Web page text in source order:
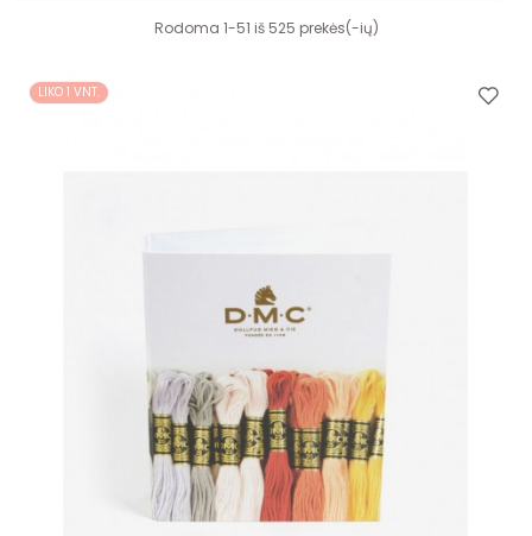
Rodoma 1-51 iš 525 prekės(-ių)
LIKO 1 VNT.